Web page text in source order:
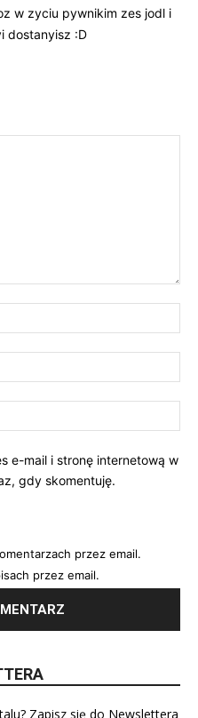
w zyciu pywnikim zes jodl i
dostanyisz :D
e-mail i stronę internetową w
gdy skomentuję.
przez email.
przez email.
Zapisz się do Newslettera